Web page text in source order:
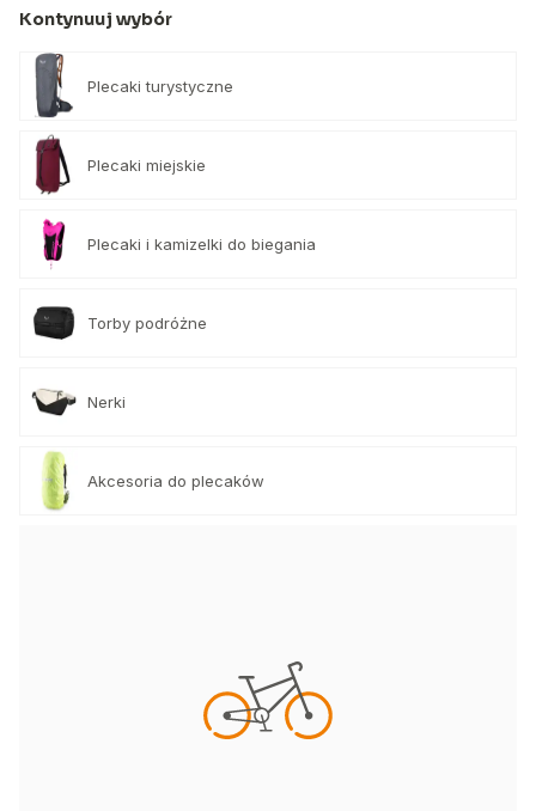
Kontynuuj wybór
Plecaki turystyczne
Plecaki miejskie
Plecaki i kamizelki do biegania
Torby podróżne
Nerki
Akcesoria do plecaków